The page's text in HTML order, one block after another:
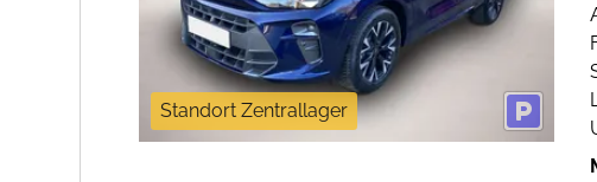
Standort Zentrallager